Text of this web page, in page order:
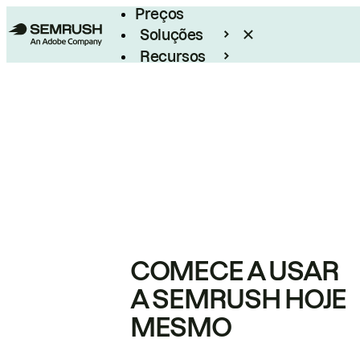
Preços
Soluções
Recursos
COMECE A USAR
A SEMRUSH HOJE
MESMO